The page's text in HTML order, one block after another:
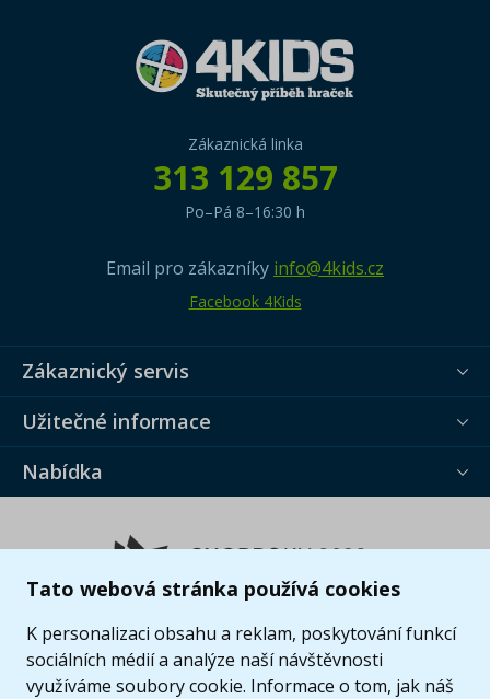
Tato webová stránka používá cookies
K personalizaci obsahu a reklam, poskytování funkcí
sociálních médií a analýze naší návštěvnosti
využíváme soubory cookie. Informace o tom, jak náš
Zákaznická linka
313 129 857
Po–Pá 8–16:30 h
Email pro zákazníky info@4kids.cz
Facebook 4Kids
Zákaznický servis
Užitečné informace
Nabídka